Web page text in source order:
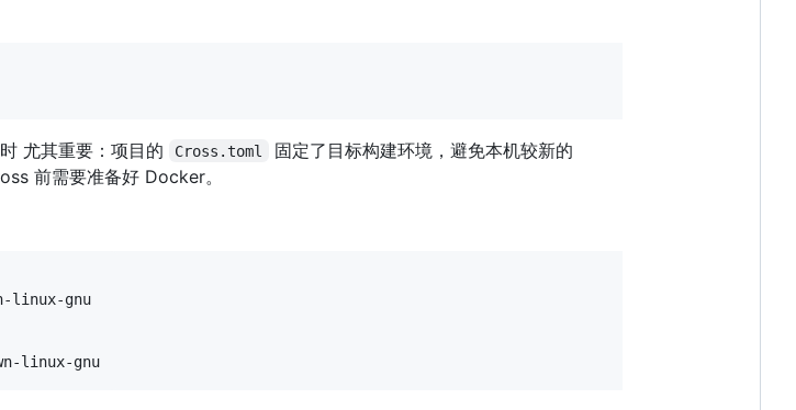
尤其重要：项目的 Cross.toml
固定了目标构建环境，避免本机较新的
前需要准备好 Docker。
linux-gnu
linux-gnu